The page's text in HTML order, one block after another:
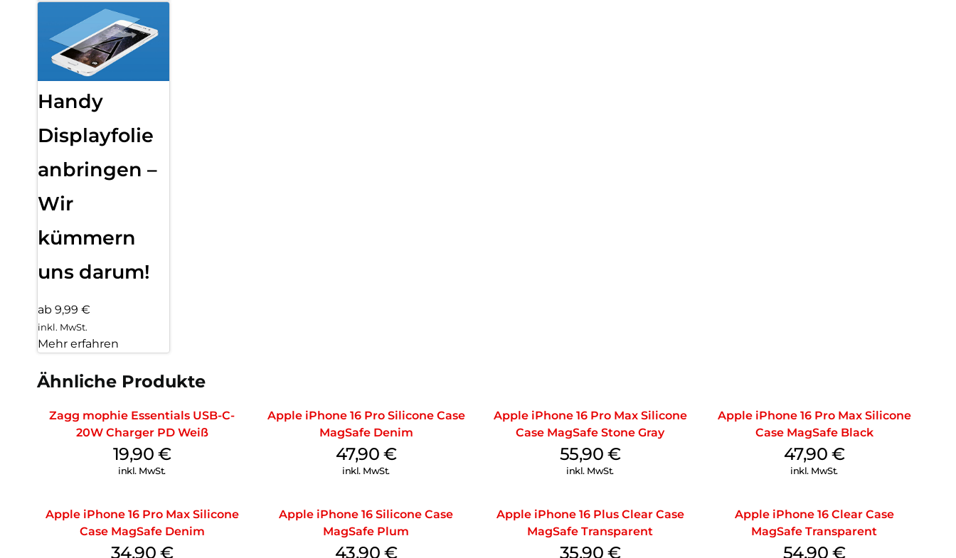
Handy
Displayfolie
anbringen –
Wir
kümmern
uns darum!
ab 9,99 €
inkl. MwSt.
Mehr erfahren
Ähnliche Produkte
Zagg mophie Essentials USB-C-
20W Charger PD Weiß
19,90 €
inkl. MwSt.
Apple iPhone 16 Pro Silicone Case
MagSafe Denim
47,90 €
inkl. MwSt.
Apple iPhone 16 Pro Max Silicone
Case MagSafe Stone Gray
55,90 €
inkl. MwSt.
Apple iPhone 16 Pro Max Silicone
Case MagSafe Black
47,90 €
inkl. MwSt.
Apple iPhone 16 Pro Max Silicone
Case MagSafe Denim
34,90 €
Apple iPhone 16 Silicone Case
MagSafe Plum
43,90 €
Apple iPhone 16 Plus Clear Case
MagSafe Transparent
35,90 €
Apple iPhone 16 Clear Case
MagSafe Transparent
54,90 €